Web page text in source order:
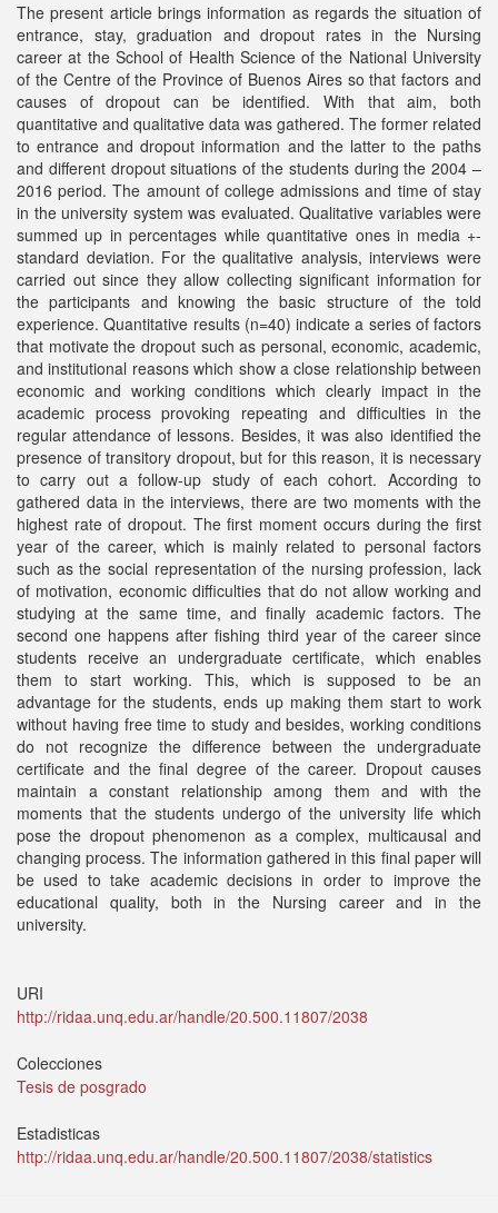
The present article brings information as regards the situation of
entrance, stay, graduation and dropout rates in the Nursing
career at the School of Health Science of the National University
of the Centre of the Province of Buenos Aires so that factors and
causes of dropout can be identified. With that aim, both
quantitative and qualitative data was gathered. The former related
to entrance and dropout information and the latter to the paths
and different dropout situations of the students during the 2004 –
2016 period. The amount of college admissions and time of stay
in the university system was evaluated. Qualitative variables were
summed up in percentages while quantitative ones in media +-
standard deviation. For the qualitative analysis, interviews were
carried out since they allow collecting significant information for
the participants and knowing the basic structure of the told
experience. Quantitative results (n=40) indicate a series of factors
that motivate the dropout such as personal, economic, academic,
and institutional reasons which show a close relationship between
economic and working conditions which clearly impact in the
academic process provoking repeating and difficulties in the
regular attendance of lessons. Besides, it was also identified the
presence of transitory dropout, but for this reason, it is necessary
to carry out a follow-up study of each cohort. According to
gathered data in the interviews, there are two moments with the
highest rate of dropout. The first moment occurs during the first
year of the career, which is mainly related to personal factors
such as the social representation of the nursing profession, lack
of motivation, economic difficulties that do not allow working and
studying at the same time, and finally academic factors. The
second one happens after fishing third year of the career since
students receive an undergraduate certificate, which enables
them to start working. This, which is supposed to be an
advantage for the students, ends up making them start to work
without having free time to study and besides, working conditions
do not recognize the difference between the undergraduate
certificate and the final degree of the career. Dropout causes
maintain a constant relationship among them and with the
moments that the students undergo of the university life which
pose the dropout phenomenon as a complex, multicausal and
changing process. The information gathered in this final paper will
be used to take academic decisions in order to improve the
educational quality, both in the Nursing career and in the
university.
URI
http://ridaa.unq.edu.ar/handle/20.500.11807/2038
Colecciones
Tesis de posgrado
Estadisticas
http://ridaa.unq.edu.ar/handle/20.500.11807/2038/statistics